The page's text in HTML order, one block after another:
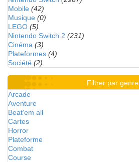
Mobile (42)
Musique (0)
LEGO (5)
Nintendo Switch 2 (231)
Cinéma (3)
Plateformes (4)
Société (2)
Filtrer par genre
Arcade
Aventure
Beat'em all
Cartes
Horror
Plateforme
Combat
Course